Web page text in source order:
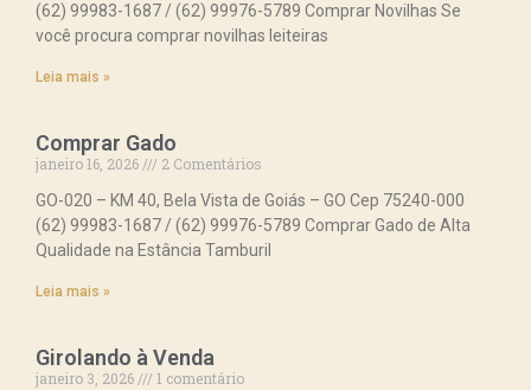
(62) 99983-1687 / (62) 99976-5789 Comprar Novilhas Se
você procura comprar novilhas leiteiras
Leia mais »
Comprar Gado
janeiro 16, 2026
2 Comentários
GO-020 – KM 40, Bela Vista de Goiás – GO Cep 75240-000
(62) 99983-1687 / (62) 99976-5789 Comprar Gado de Alta
Qualidade na Estância Tamburil
Leia mais »
Girolando à Venda
janeiro 3, 2026
1 comentário